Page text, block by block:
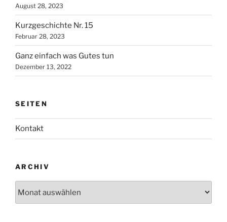
August 28, 2023
Kurzgeschichte Nr. 15
Februar 28, 2023
Ganz einfach was Gutes tun
Dezember 13, 2022
SEITEN
Kontakt
ARCHIV